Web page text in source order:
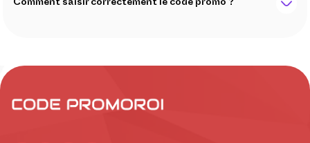
Comment saisir correctement le code promo ?